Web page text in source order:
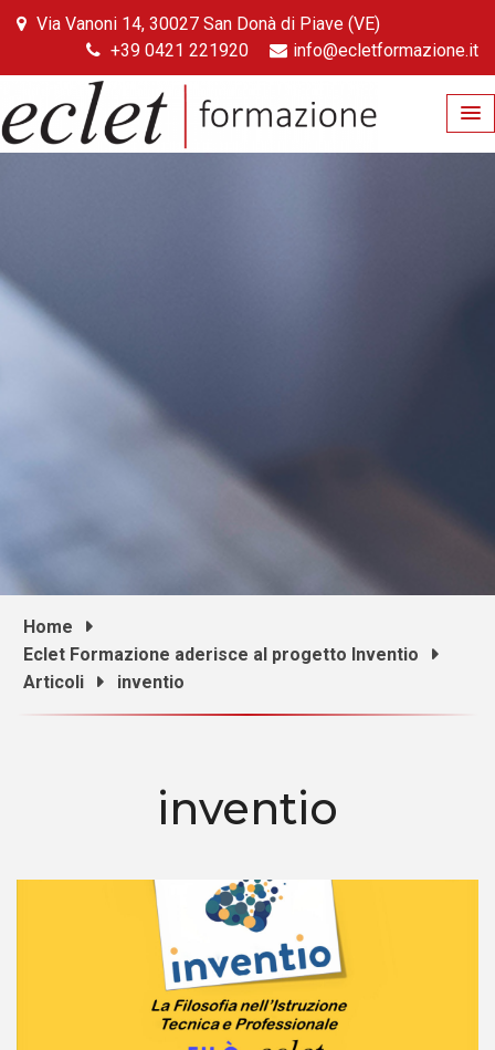
Skip
Via Vanoni 14, 30027 San Donà di Piave (VE)
+39 0421 221920
info@ecletformazione.it
Home
Eclet Formazione aderisce al progetto Inventio
Articoli
inventio
inventio